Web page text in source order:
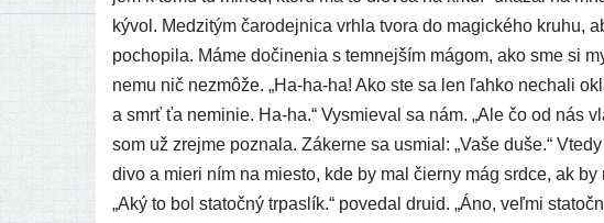
ký­vol. Medzitým čaro­dej­ni­ca vrh­la tvo­ra do magic­ké­ho kru­hu,
pocho­pi­la. Máme doči­ne­nia s tem­nej­ším mágom, ako sme si
nemu nič nezmô­že. „Ha-ha-ha! Ako ste sa len ľah­ko necha­li
a smrť ťa nemi­nie. Ha-ha.“ Vysmieval sa nám. „Ale čo od nás
som už zrej­me pozna­la. Zákerne sa usmial: „Vaše duše.“
di­vo a mie­ri ním na mies­to, kde by mal čier­ny mág srd­ce, ak
„Aký to bol sta­toč­ný trpas­lík.“ pove­dal dru­id. „Áno, veľ­mi